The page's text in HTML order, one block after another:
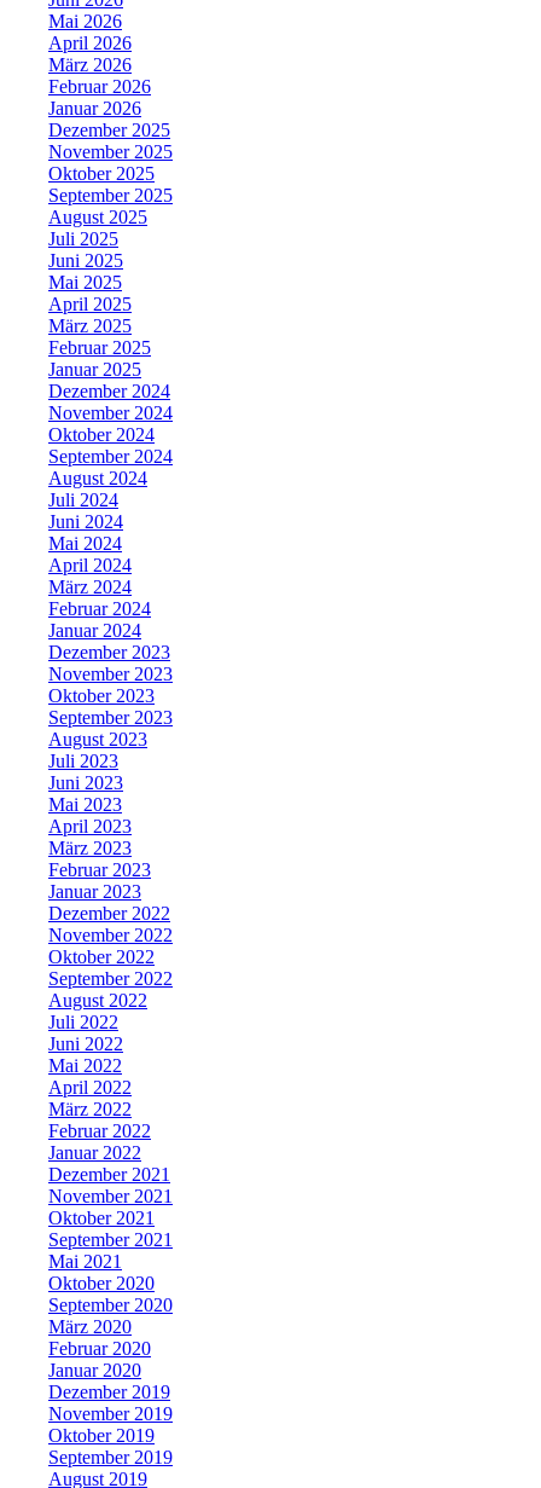
Mai 2026
April 2026
März 2026
Februar 2026
Januar 2026
Dezember 2025
November 2025
Oktober 2025
September 2025
August 2025
Juli 2025
Juni 2025
Mai 2025
April 2025
März 2025
Februar 2025
Januar 2025
Dezember 2024
November 2024
Oktober 2024
September 2024
August 2024
Juli 2024
Juni 2024
Mai 2024
April 2024
März 2024
Februar 2024
Januar 2024
Dezember 2023
November 2023
Oktober 2023
September 2023
August 2023
Juli 2023
Juni 2023
Mai 2023
April 2023
März 2023
Februar 2023
Januar 2023
Dezember 2022
November 2022
Oktober 2022
September 2022
August 2022
Juli 2022
Juni 2022
Mai 2022
April 2022
März 2022
Februar 2022
Januar 2022
Dezember 2021
November 2021
Oktober 2021
September 2021
Mai 2021
Oktober 2020
September 2020
März 2020
Februar 2020
Januar 2020
Dezember 2019
November 2019
Oktober 2019
September 2019
August 2019